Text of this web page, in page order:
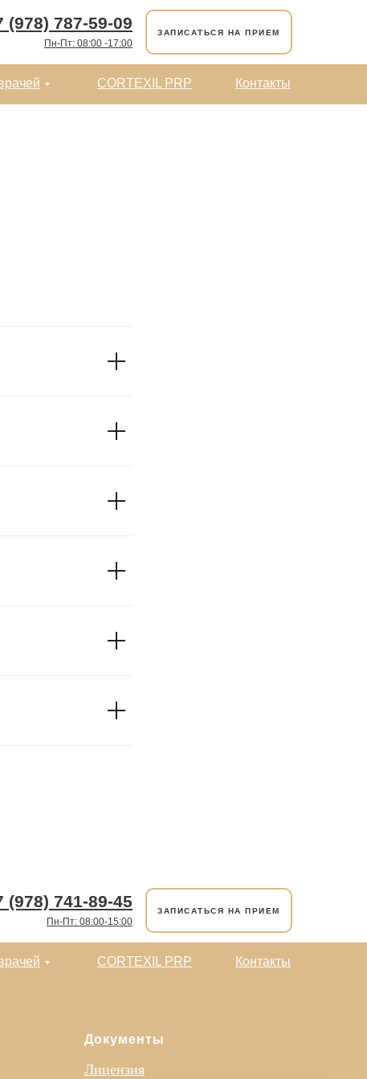
(978) 787-59-09
Пн-Пт: 08:00 -17:00
CORTEXIL PRP Контакты
ЗАПИСАТЬСЯ НА ПРИЕМ
(978) 741-89-45
Пн-Пт: 08:00-15:00
CORTEXIL PRP Контакты
ЗАПИСАТЬСЯ НА ПРИЕМ
Документы
Лицензия